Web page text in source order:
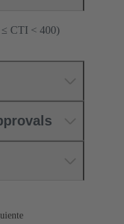
CTI < 400)